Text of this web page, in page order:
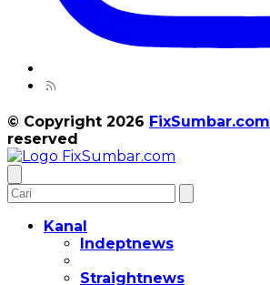
© Copyright 2026 FixSumbar.com
reserved
Kanal
Indeptnews
Straightnews